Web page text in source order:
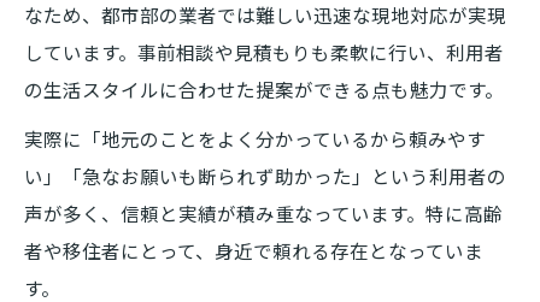
なため、都市部の業者では難しい迅速な現地対応が実現
しています。事前相談や見積もりも柔軟に行い、利用者
の生活スタイルに合わせた提案ができる点も魅力です。
実際に「地元のことをよく分かっているから頼みやす
い」「急なお願いも断られず助かった」という利用者の
声が多く、信頼と実績が積み重なっています。特に高齢
者や移住者にとって、身近で頼れる存在となっていま
す。